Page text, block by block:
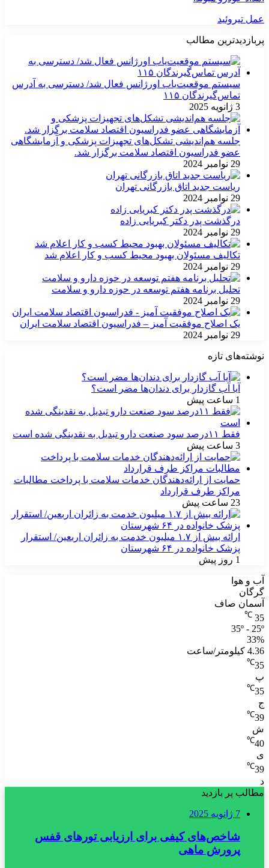
عمل تیروئید
پربازدیدترین مطالب
سیستم موقعیت‌یاب اورژانس فعال شد/ دسترسی به آدرس
تماس‌گیرندگان ۱۱۵
3 ژانویه 2025
جلسه هم‌اندیشی تشکل‌های تجهیزات پزشکی و آزمایشگاهی
عضو فدراسیون اقتصاد سلامت برگزار شد.
29 نوامبر 2024
ریاست جدید اتاق بازرگانی تهران
29 نوامبر 2024
درگذشت پدر دکتر کبریایی زاده
29 نوامبر 2024
تکالیف مسئولان بهبود محیط کسب و کار اعلام شد
29 نوامبر 2024
تحلیل برنامه هفتم توسعه در حوزه دارو و سلامت
29 نوامبر 2024
یک اصلاح موفقیت آمیز – فدراسیون اقتصاد سلامت ایران
29 نوامبر 2024
نوشته‌های تازه
آیا آب گازدار برای دندان‌ها مضر است؟
1 ساعت پیش
فقط ۱۱‌درصد سود صنعت دارو تبدیل به نقدینگی شده است
3 ساعت پیش
حمایت از ارائه‌دهندگان خدمات سلامت با پرداخت مطالبات
مراکز طرف قرارداد
23 ساعت پیش
ارائه بیش از ۱.۷ میلیون خدمت به زائران اربعین/ استقرار
پزشک خانواده در ۶۴ شهرستان
1 روز پیش
آب و هوا
گرگان
آسمان صاف
35
℃
35º - 25º
33%
4.36 کیلومتر/ساعت
35
℃
پ
35
℃
ج
39
℃
ش
40
℃
ی
39
℃
د
مطالب پر بازدید
7 ژانویه 2025
شاخص‌های کیفی برای ارزیابی تورهای قفس
پرورش ماهی